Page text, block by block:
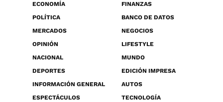
ECONOMÍA
FINANZAS
POLÍTICA
BANCO DE DATOS
MERCADOS
NEGOCIOS
OPINIÓN
LIFESTYLE
NACIONAL
MUNDO
DEPORTES
EDICIÓN IMPRESA
INFORMACIÓN GENERAL
AUTOS
ESPECTÁCULOS
TECNOLOGÍA